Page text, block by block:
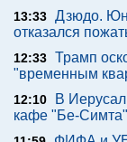
13:33 Дзюдо.
отказался
12:33 Трамп
"временным
12:10
В
кафе "Бе-